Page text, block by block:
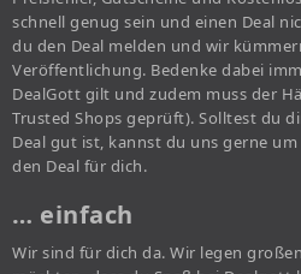
schnell genug sein und einen Deal
du den Deal melden und wir
Veröffentlichung. Bedenke dabei
DealGott gilt und zudem muss der
Trusted Shops geprüft). Solltest du
Deal gut ist, kannst du uns gerne
den Deal für dich.
… einfach
Wir sind für dich da. Wir legen